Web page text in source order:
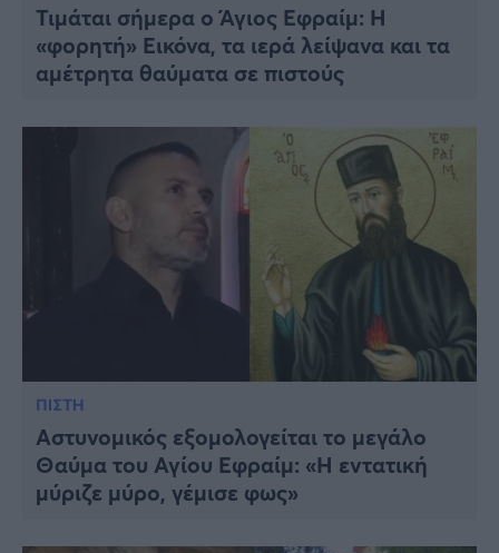
Τιμάται σήμερα ο Άγιος Εφραίμ: Η
«φορητή» Εικόνα, τα ιερά λείψανα και τα
αμέτρητα θαύματα σε πιστούς
ΠΙΣΤΗ
Αστυνομικός εξομολογείται το μεγάλο
Θαύμα του Αγίου Εφραίμ: «Η εντατική
μύριζε μύρο, γέμισε φως»